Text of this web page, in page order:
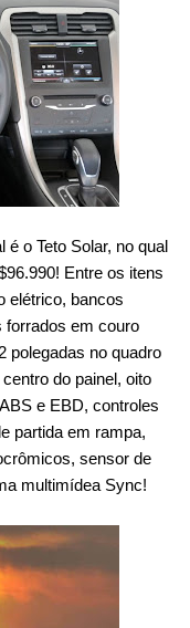
o Teto Solar, no qual
Entre os itens
elétrico, bancos
forrados em couro
polegadas no quadro
do painel, oito
e EBD, controles
partida em rampa,
sensor de
multimídea Sync!